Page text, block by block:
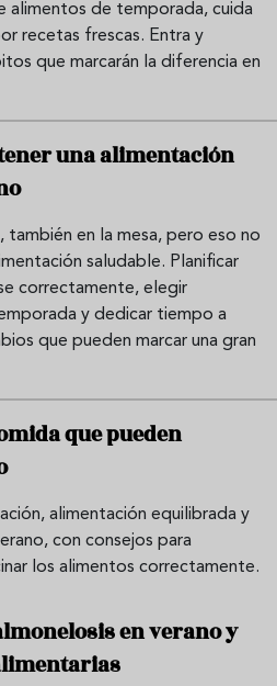
alimentos de temporada, cuida
recetas frescas. Entra y
que marcarán la diferencia en
una alimentación
también en la mesa, pero eso no
saludable. Planificar
correctamente, elegir
y dedicar tiempo a
que pueden marcar una gran
que pueden
alimentación equilibrada y
con consejos para
los alimentos correctamente.
en verano y